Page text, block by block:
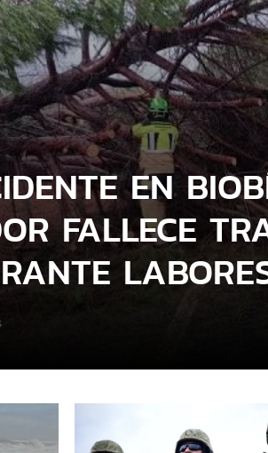
EN
FALLECE